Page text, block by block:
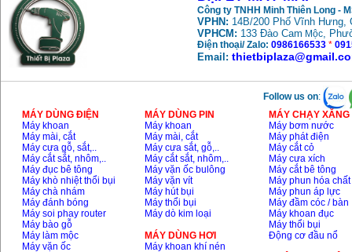
May mai FEG-911A
(100mm)
Price:
plasma Hong ky
Price :6000000
May mai 2 da Hong
ky MB1/2HP (0.5HP)
Price:2250000VND
Công ty TNHH Minh Thiên Long -
VPHN: 14B/200 Phố Vĩnh Hưng,
VPHCM: 133 Đào Cam Mộc,
Điện thoại/ Zalo: 0986166533 *
Email:
Follow us on:
MÁY DÙNG ĐIỆN
Máy khoan
Máy mài, cắt
Máy cưa gỗ, sắt,..
Máy cắt sắt, nhôm,..
Máy đục bê tông
Máy khò nhiệt thổi bụi
Máy chà nhám
Máy đánh bóng
Máy soi phay router
Máy bào gỗ
Máy làm mộc
Máy vặn ốc
MÁY DÙNG PIN
Máy khoan
Máy mài, cắt
Máy cưa sắt, gỗ,..
Máy cắt sắt, nhôm,..
Máy vặn ốc bulông
Máy vặn vít
Máy hút bụi
Máy thổi bụi
Máy dò kim loại
MÁY DÙNG HƠI
Máy khoan khí nén
MÁY CHẠY
Máy bơm nước
Máy phát điện
Máy cắt cỏ
Máy cưa xích
Máy cắt bê tông
Máy phun hóa chất
Máy phun áp lực
Máy đầm cóc / bàn
Máy khoan đục
Máy thổi bụi
Động cơ đầu nổ